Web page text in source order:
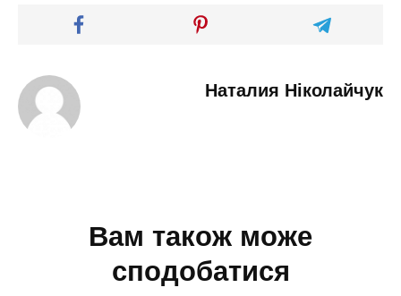
Наталия Ніколайчук
Вам також може
сподобатися